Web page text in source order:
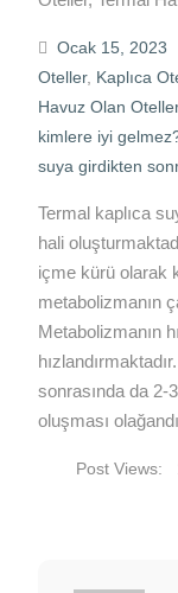
Ocak 15, 2023
Oteller, Kaplıca
Havuz Olan Oteller
kimlere iyi
suya girdikten
Termal kaplıca
hali
içme kürü olarak
metabolizmanın
Metabolizmanın
sonrasında da
oluşması
Post Views: